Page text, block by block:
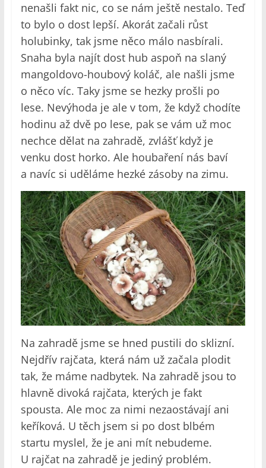
nenašli fakt nic, co se nám ještě nestalo. Teď
to bylo o dost lepší. Akorát začali růst
holubinky, tak jsme něco málo nasbírali.
Snaha byla najít dost hub aspoň na slaný
mangoldovo-houbový koláč, ale našli jsme
o něco víc. Taky jsme se hezky prošli po
lese. Nevýhoda je ale v tom, že když chodíte
hodinu až dvě po lese, pak se vám už moc
nechce dělat na zahradě, zvlášť když je
venku dost horko. Ale houbaření nás baví
a navíc si uděláme hezké zásoby na zimu.
Na zahradě jsme se hned pustili do sklizní.
Nejdřív rajčata, která nám už začala plodit
tak, že máme nadbytek. Na zahradě jsou to
hlavně divoká rajčata, kterých je fakt
spousta. Ale moc za nimi nezaostávají ani
keříková. U těch jsem si po dost blbém
startu myslel, že je ani mít nebudeme.
U rajčat na zahradě je jediný problém.